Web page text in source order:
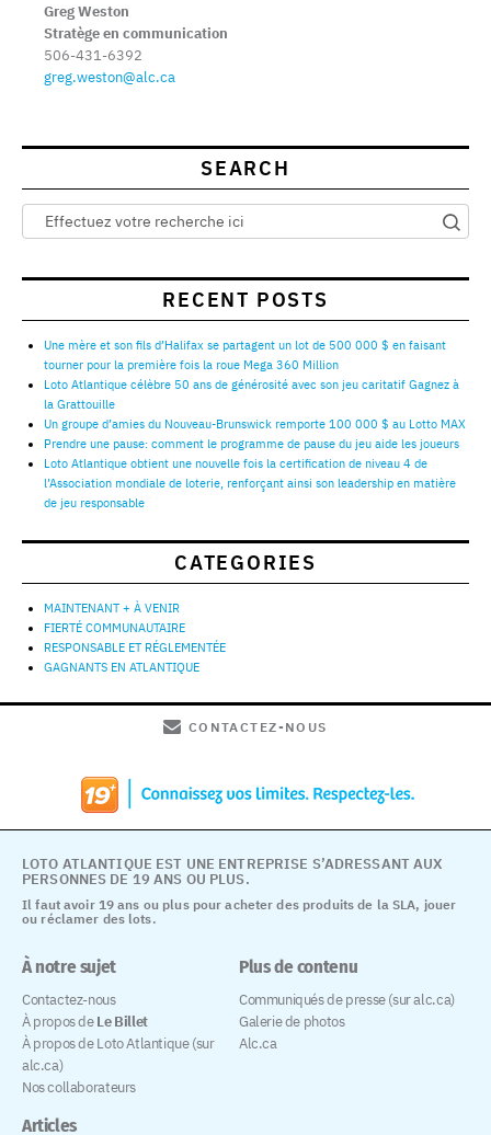
Greg Weston
Stratège en communication
506-431-6392
greg.weston@alc.ca
SEARCH
RECENT POSTS
Une mère et son fils d’Halifax se partagent un lot de 500 000 $ en faisant
tourner pour la première fois la roue Mega 360 Million
Loto Atlantique célèbre 50 ans de générosité avec son jeu caritatif Gagnez à
la Grattouille
Un groupe d’amies du Nouveau-Brunswick remporte 100 000 $ au Lotto MAX
Prendre une pause: comment le programme de pause du jeu aide les joueurs
Loto Atlantique obtient une nouvelle fois la certification de niveau 4 de
l’Association mondiale de loterie, renforçant ainsi son leadership en matière
de jeu responsable
CATEGORIES
MAINTENANT + À VENIR
FIERTÉ COMMUNAUTAIRE
RESPONSABLE ET RÉGLEMENTÉE
GAGNANTS EN ATLANTIQUE
CONTACTEZ-NOUS
Il faut avoir 19 ans ou plus pour acheter des produits de la SLA, jouer
ou réclamer des lots.
LOTO ATLANTIQUE EST UNE ENTREPRISE S’ADRESSANT AUX
PERSONNES DE 19 ANS OU PLUS.
À notre sujet
Contactez-nous
À propos deLe Billet
À propos de Loto Atlantique (sur
alc.ca)
Nos collaborateurs
Articles
Plus de contenu
Communiqués de presse (sur alc.ca)
Galerie de photos
Alc.ca